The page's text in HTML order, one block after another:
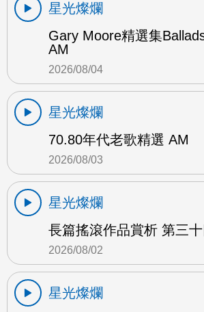
星光燦爛
Gary Moore精選集
AM
2026/08/04
星光燦爛
70.80年代老歌精選 AM
2026/08/03
星光燦爛
長篇搖滾作品賞析 第三
2026/08/02
星光燦爛